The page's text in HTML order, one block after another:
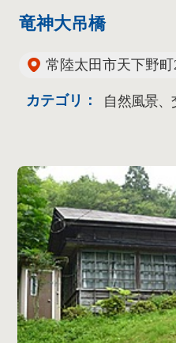
竜神大吊橋
常陸太田市天下野町
カテゴリ： 自然風景、